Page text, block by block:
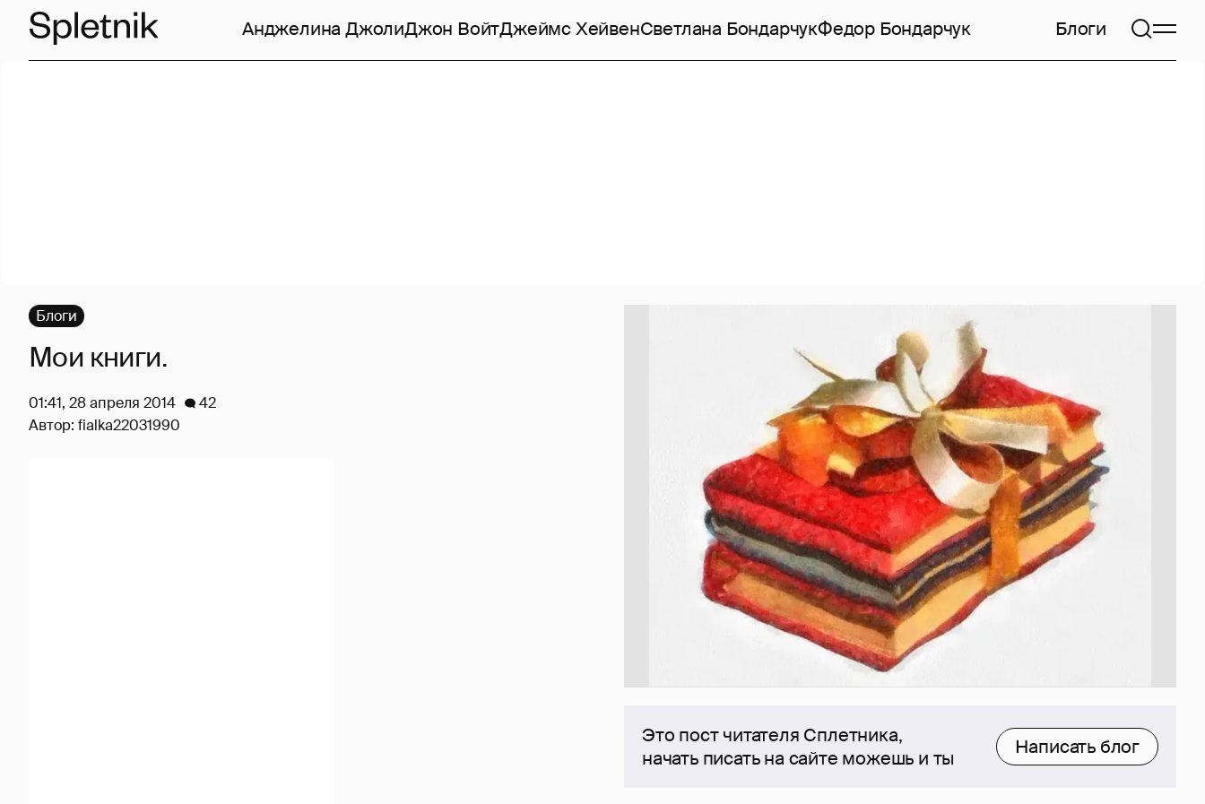
Анджелина ДжолиДжон ВойтДжеймс ХейвенСветлана БондарчукФедор Бондарчук Блоги
Это пост читателя Сплетника,
начать писать на сайте можешь и ты
Написать блог
Блоги
Мои книги.
01:41, 28 апреля 2014
42
Автор: fialka22031990